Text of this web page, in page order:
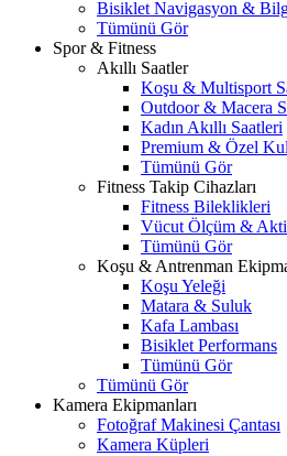
Bisiklet Navigasyon &
Tümünü Gör
Spor & Fitness
Akıllı Saatler
Koşu & Multisport
Outdoor & Macera
Kadın Akıllı Saatleri
Premium & Özel
Tümünü Gör
Fitness Takip Cihazları
Fitness Bileklikleri
Vücut Ölçüm &
Tümünü Gör
Koşu & Antrenman
Koşu Yeleği
Matara & Suluk
Kafa Lambası
Bisiklet Performans
Tümünü Gör
Tümünü Gör
Kamera Ekipmanları
Fotoğraf Makinesi Çantası
Kamera Küpleri